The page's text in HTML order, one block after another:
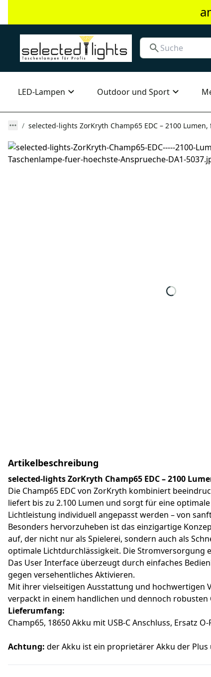
LED-Lampen Outdoor und Sport
selected-lights ZorKryth Champ65 EDC – 2100
Artikelbeschreibung
selected-lights ZorKryth Champ65 EDC – 2100
Die Champ65 EDC von ZorKryth kombiniert
liefert bis zu 2.100 Lumen und sorgt für eine
Lichtleistung individuell angepasst werden – von
Besonders hervorzuheben ist das einzigartige
auf, der nicht nur als Spielerei, sondern auch als
optimale Lichtdurchlässigkeit. Die Stromversorgung
Das User Interface überzeugt durch einfaches
gegen versehentliches Aktivieren.
Mit ihrer vielseitigen Ausstattung und hochwertigen
verpackt in einem handlichen und dennoch robusten
Lieferumfang:
Champ65, 18650 Akku mit USB-C Anschluss, Ersatz
Achtung: der Akku ist ein proprietärer Akku der